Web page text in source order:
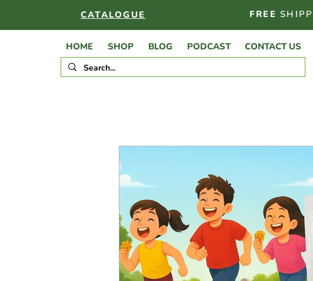
CATALOGUE FREE
HOME SHOP BLOG PODCAST CONTACT US